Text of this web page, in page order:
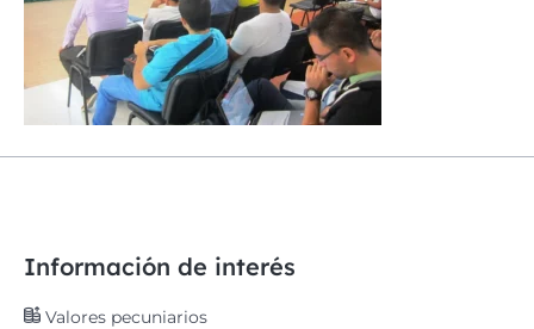
Información de interés
Valores pecuniarios